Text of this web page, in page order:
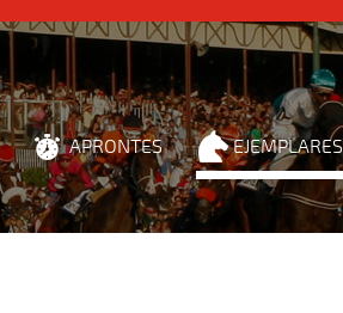
APRONTES EJEMPLARES